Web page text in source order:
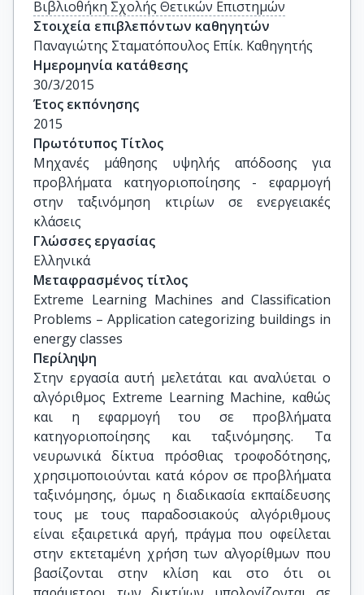
Βιβλιοθήκη Σχολής Θετικών Επιστημών
Στοιχεία επιβλεπόντων καθηγητών
Παναγιώτης Σταματόπουλος Επίκ. Καθηγητής
Ημερομηνία κατάθεσης
30/3/2015
Έτος εκπόνησης
2015
Πρωτότυπος Τίτλος
Μηχανές μάθησης υψηλής απόδοσης για
προβλήματα κατηγοριοποίησης - εφαρμογή
στην ταξινόμηση κτιρίων σε ενεργειακές
κλάσεις
Γλώσσες εργασίας
Ελληνικά
Μεταφρασμένος τίτλος
Εxtreme Learning Machines and Classification
Problems – Application categorizing buildings in
energy classes
Περίληψη
Στην εργασία αυτή μελετάται και αναλύεται ο
αλγόριθμος Extreme Learning Machine, καθώς
και η εφαρμογή του σε προβλήματα
κατηγοριοποίησης και ταξινόμησης. Τα
νευρωνικά δίκτυα πρόσθιας τροφοδότησης,
χρησιμοποιούνται κατά κόρον σε προβλήματα
ταξινόμησης, όμως η διαδικασία εκπαίδευσης
τους με τους παραδοσιακούς αλγόριθμους
είναι εξαιρετικά αργή, πράγμα που οφείλεται
στην εκτεταμένη χρήση των αλγορίθμων που
βασίζονται στην κλίση και στο ότι οι